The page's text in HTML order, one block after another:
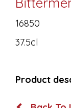
16850
37.5cl
Product